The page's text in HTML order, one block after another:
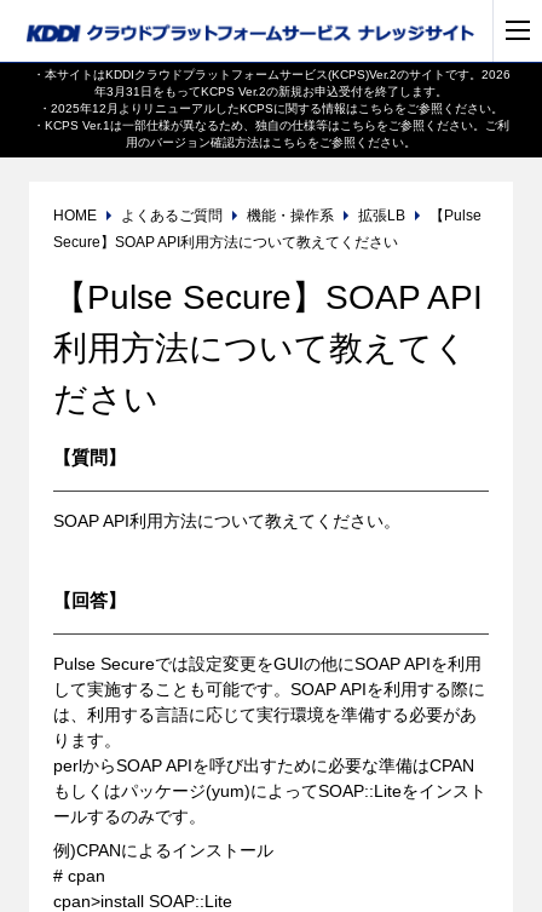
・本サイトはKDDIクラウドプラットフォームサービス(KCPS)Ver.2のサイトです。2026
年3月31日をもってKCPS Ver.2の新規お申込受付を終了します。
・2025年12月よりリニューアルしたKCPSに関する情報は こちらをご参照ください。
・KCPS Ver.1は一部仕様が異なるため、独自の仕様等は こちらをご参照ください。ご利
用のバージョン確認方法は こちらをご参照ください。
HOME よくあるご質問 機能・操作系 拡張LB
【Pulse
Secure】SOAP API利用方法について教えてください
【Pulse Secure】SOAP API
利用方法について教えてく
ださい
【質問】
SOAP API利用方法について教えてください。
【回答】
Pulse Secureでは設定変更をGUIの他にSOAP APIを利用
して実施することも可能です。SOAP APIを利用する際に
は、利用する言語に応じて実行環境を準備する必要があ
ります。
perlからSOAP APIを呼び出すために必要な準備はCPAN
もしくはパッケージ(yum)によってSOAP::Liteをインスト
ールするのみです。
例)CPANによるインストール
# cpan
cpan>install SOAP::Lite